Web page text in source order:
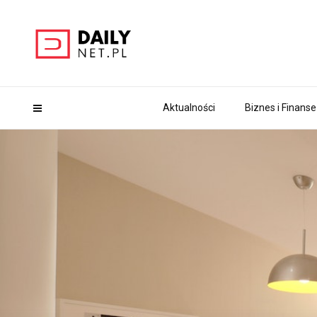
Aktualności Biznes i Finanse